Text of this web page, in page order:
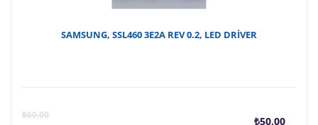
SAMSUNG, SSL460 3E2A REV 0.2, LED DRİVER
₺60,00 ₺50,00
Şu